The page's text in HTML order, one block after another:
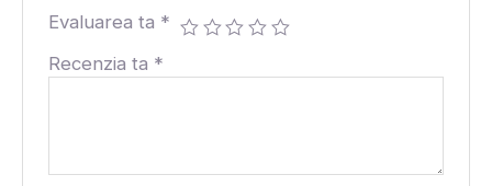
Evaluarea ta *
Recenzia ta *